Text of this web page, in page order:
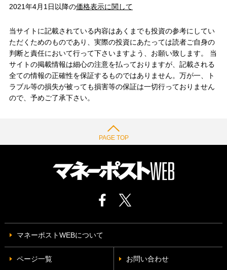
2021年4月1日以降の価格表示に関して
当サイトに記載されている内容はあくまでも投資の参考にしてい
ただくためのものであり、実際の投資にあたっては読者ご自身の
判断と責任において行って下さいますよう、お願い致します。 当
サイトの掲載情報は細心の注意を払っておりますが、記載される
全ての情報の正確性を保証するものではありません。万が一、ト
ラブル等の損失が被っても損害等の保証は一切行っておりません
ので、予めご了承下さい。
PAGE TOP
マネーポストWEBについて
ページ一覧 お問い合わせ